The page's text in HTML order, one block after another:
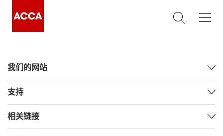
我们的网站
支持
相关链接